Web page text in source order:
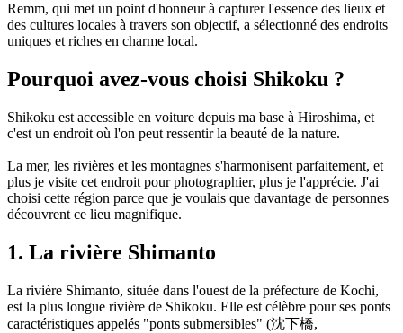
Remm, qui met un point d'honneur à capturer l'essence des lieux et
des cultures locales à travers son objectif, a sélectionné des endroits
uniques et riches en charme local.
Pourquoi avez-vous choisi Shikoku ?
Shikoku est accessible en voiture depuis ma base à Hiroshima, et
c'est un endroit où l'on peut ressentir la beauté de la nature.
La mer, les rivières et les montagnes s'harmonisent parfaitement, et
plus je visite cet endroit pour photographier, plus je l'apprécie. J'ai
choisi cette région parce que je voulais que davantage de personnes
découvrent ce lieu magnifique.
1. La rivière Shimanto
La rivière Shimanto, située dans l'ouest de la préfecture de Kochi,
est la plus longue rivière de Shikoku. Elle est célèbre pour ses ponts
caractéristiques appelés "ponts submersibles" (沈下橋,